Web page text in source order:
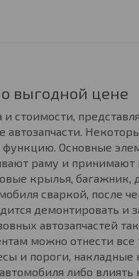
выгодной цене
стоимости,
Основные
раму и принимают
крылья, багажник,
сваркой, после
демонтировать и
автозапчастей
можно отнести все
и пороги, накладные
либо влиять